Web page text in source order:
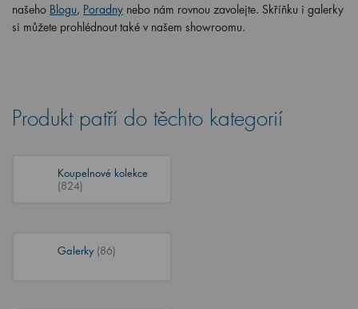
našeho Blogu, Poradny nebo nám rovnou zavolejte. Skříňku i galerky
si můžete prohlédnout také v našem showroomu.
Produkt patří do těchto kategorií
Koupelnové kolekce
(824)
Galerky (86)